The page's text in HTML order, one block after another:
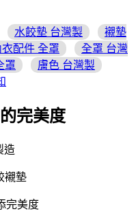
水餃墊 台灣製
襯墊
衣配件 全罩
全罩 台灣
罩
膚色 台灣製
完美度
造
襯墊
完美度